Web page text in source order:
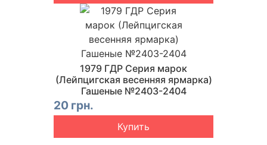
1979 ГДР Серия марок
(Лейпцигская весенняя ярмарка)
Гашеные №2403-2404
20 грн.
Купить